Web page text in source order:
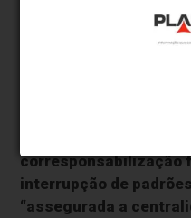
primária e secundária,
programas de
corresponsabilização
interrupção de
“assegurada a